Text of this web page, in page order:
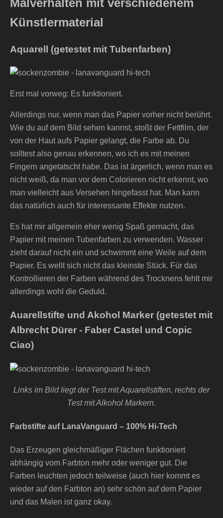
Malverhalten mit verschiedenem
Künstlermaterial
Aquarell (getestet mit Tubenfarben)
Erst mal vorweg: Es funktioniert.
Allerdings nur, wenn man das Papier vorher nicht berührt.
Wie du auf dem Bild sehen kannst, stoßt der Fettfilm, der
von der Haut aufs Papier gelangt, die Farbe ab. Du
solltest also genau erkennen, wo ich es mit meinen
Fingern angetatscht habe. Das ist ärgerlich, wenn man es
nicht weiß, da man vor dem Colorieren nicht erkennt, wo
man vielleicht aus Versehen hingefasst hat. Man kann
das natürlich auch für interessante Effekte nutzen.
Es hat mir allgemein eher wenig Spaß gemacht, das
Papier mit meinen Tubenfarben zu verwenden. Wasser
zieht darauf nicht ein und schwimmt eine Weile auf dem
Papier. Es wellt sich nicht das kleinste Stück. Für das
Kontrollieren der Farben während des Trocknens fehlt mir
allerdings wohl die Geduld.
Auarellstifte und Akohol Marker (getestet mit
Albrecht Dürer - Faber Castel und Copic
Ciao)
Links im Bild liegt der Test mit Aquarellstiften, rechts der
Test mit Alkohol Markern.
Farbstifte auf LanaVanguard – 100% Hi-Tech
Das Erzeugen gleichmäßiger Flächen funktioniert
abhängig vom Farbton mehr oder weniger gut. Die
Farben leuchten jedoch teilweise (auch hier kommt es
wieder auf den Farbton an) sehr schön auf dem Papier
und das Malen ist ganz okay.